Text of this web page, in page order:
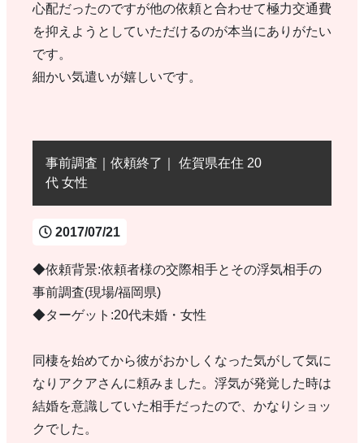
心配だったのですが他の依頼と合わせて極力交通費
を抑えようとしていただけるのが本当にありがたい
です。
細かい気遣いが嬉しいです。
事前調査｜依頼終了｜ 佐賀県在住 20
代 女性
2017/07/21
◆依頼背景:依頼者様の交際相手とその浮気相手の
事前調査(現場/福岡県)
◆ターゲット:20代未婚・女性
同棲を始めてから彼がおかしくなった気がして気に
なりアクアさんに頼みました。浮気が発覚した時は
結婚を意識していた相手だったので、かなりショッ
クでした。